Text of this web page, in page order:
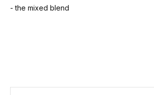
- the mixed blend